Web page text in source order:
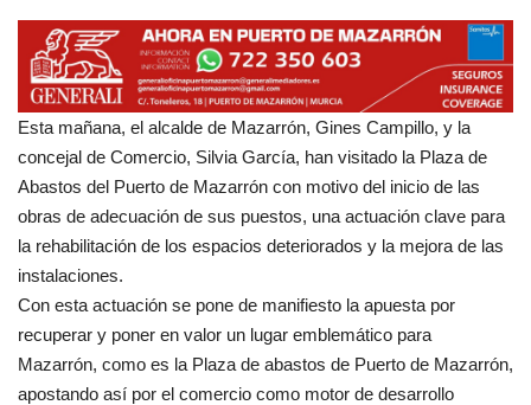
Galerías
Contacto
Empresas
Esta mañana, el alcalde de Mazarrón, Gines Campillo, y la
concejal de Comercio, Silvia García, han visitado la Plaza de
Abastos del Puerto de Mazarrón con motivo del inicio de las
obras de adecuación de sus puestos, una actuación clave para
la rehabilitación de los espacios deteriorados y la mejora de las
instalaciones.
Con esta actuación se pone de manifiesto la apuesta por
recuperar y poner en valor un lugar emblemático para
Mazarrón, como es la Plaza de abastos de Puerto de Mazarrón,
apostando así por el comercio como motor de desarrollo